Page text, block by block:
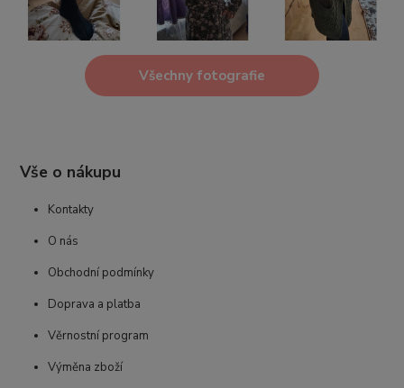
Všechny fotografie
Vše o nákupu
Kontakty
O nás
Obchodní podmínky
Doprava a platba
Věrnostní program
Výměna zboží